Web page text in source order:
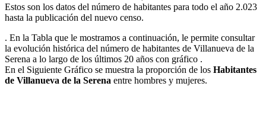
Estos son los datos del número de habitantes para todo el año 2.023
hasta la publicación del nuevo censo.
. En la Tabla que le mostramos a continuación, le permite consultar
la evolución histórica del número de habitantes de Villanueva de la
Serena a lo largo de los últimos 20 años con gráfico .
En el Siguiente Gráfico se muestra la proporción de los Habitantes
de Villanueva de la Serena entre hombres y mujeres.